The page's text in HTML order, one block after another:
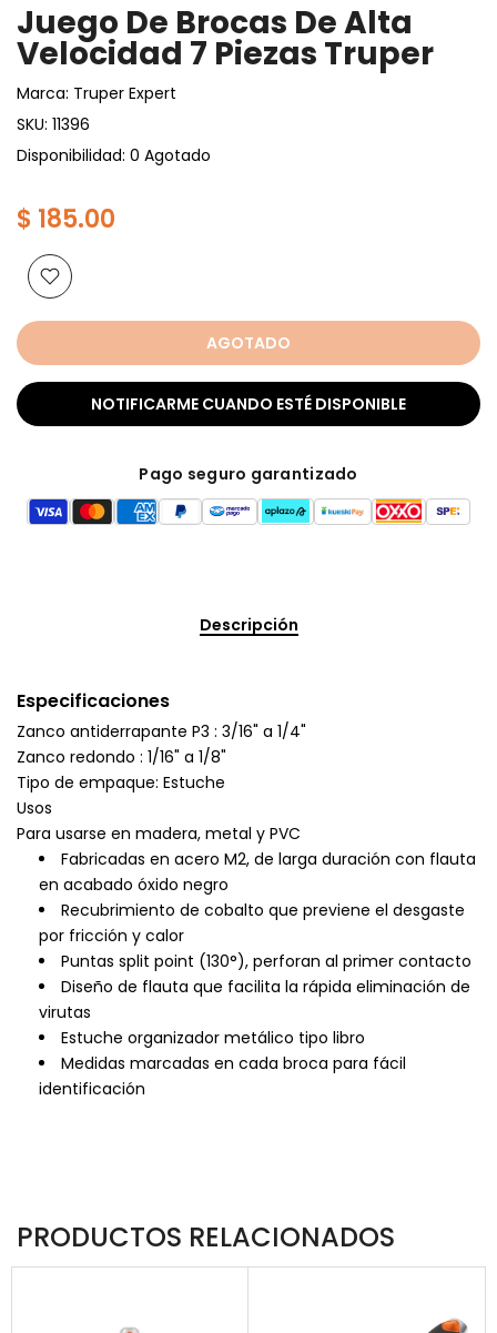
Juego De Brocas De Alta
Velocidad 7 Piezas Truper
Marca: Truper Expert
SKU: 11396
Disponibilidad: 0 Agotado
$ 185.00
AGOTADO
NOTIFICARME CUANDO ESTÉ DISPONIBLE
Pago seguro garantizado
Descripción
Especificaciones
Zanco antiderrapante P3 : 3/16" a 1/4"
Zanco redondo : 1/16" a 1/8"
Tipo de empaque: Estuche
Usos
Para usarse en madera, metal y PVC
Fabricadas en acero M2, de larga duración con flauta
en acabado óxido negro
Recubrimiento de cobalto que previene el desgaste
por fricción y calor
Puntas split point (130°), perforan al primer contacto
Diseño de flauta que facilita la rápida eliminación de
virutas
Estuche organizador metálico tipo libro
Medidas marcadas en cada broca para fácil
identificación
PRODUCTOS RELACIONADOS